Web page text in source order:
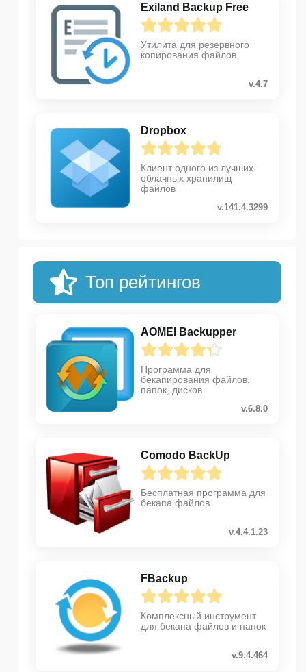
Exiland Backup Free
Утилита для резервного
копирования файлов
v.4.7
Dropbox
Клиент одного из лучших
облачных хранилищ
файлов
v.141.4.3299
Топ рейтингов
AOMEI Backupper
Программа для
бекапирования файлов,
папок, дисков
v.6.8.0
Comodo BackUp
Бесплатная программа для
бекапа файлов
v.4.4.1.23
FBackup
Комплексный инструмент
для бекапа файлов и папок
v.9.4.464